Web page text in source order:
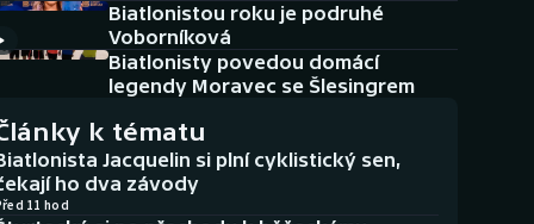
AZ kvíz
Biatlonistou roku je podruhé
Voborníková
Biatlonisty povedou domácí
legendy Moravec se Šlesingrem
k tématu
Jacquelin si plní cyklistický sen,
ho dva závody
11 hod